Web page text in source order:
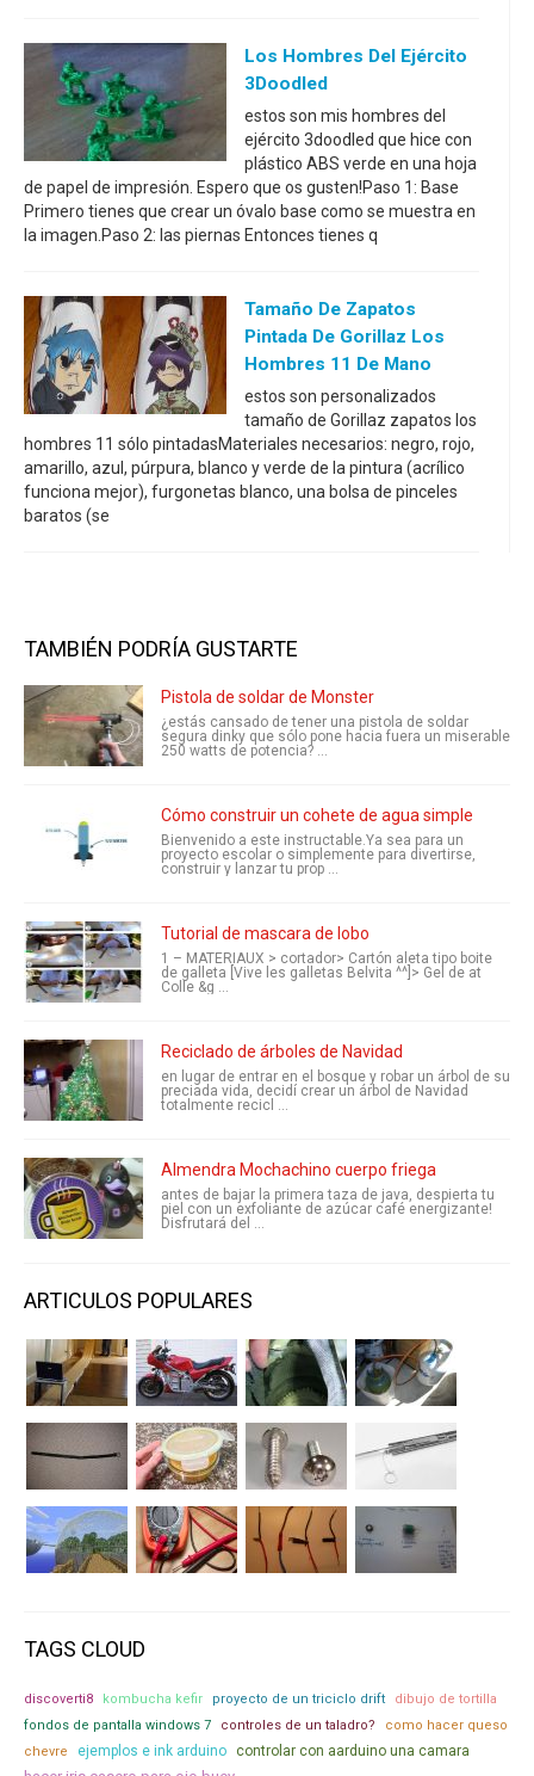
Los Hombres Del Ejército
3Doodled
estos son mis hombres del
ejército 3doodled que hice con
plástico ABS verde en una hoja
de papel de impresión. Espero que os gusten!Paso 1: Base
Primero tienes que crear un óvalo base como se muestra en
la imagen.Paso 2: las piernas Entonces tienes q
Tamaño De Zapatos
Pintada De Gorillaz Los
Hombres 11 De Mano
estos son personalizados
tamaño de Gorillaz zapatos los
hombres 11 sólo pintadasMateriales necesarios: negro, rojo,
amarillo, azul, púrpura, blanco y verde de la pintura (acrílico
funciona mejor), furgonetas blanco, una bolsa de pinceles
baratos (se
TAMBIÉN PODRÍA GUSTARTE
Pistola de soldar de Monster
¿estás cansado de tener una pistola de soldar
segura dinky que sólo pone hacia fuera un miserable
250 watts de potencia? ...
Cómo construir un cohete de agua simple
Bienvenido a este instructable.Ya sea para un
proyecto escolar o simplemente para divertirse,
construir y lanzar tu prop ...
Tutorial de mascara de lobo
1 – MATERIAUX > cortador> Cartón aleta tipo boite
de galleta [Vive les galletas Belvita ^^]> Gel de at
Colle &g ...
Reciclado de árboles de Navidad
en lugar de entrar en el bosque y robar un árbol de su
preciada vida, decidí crear un árbol de Navidad
totalmente recicl ...
Almendra Mochachino cuerpo friega
antes de bajar la primera taza de java, despierta tu
piel con un exfoliante de azúcar café energizante!
Disfrutará del ...
ARTICULOS POPULARES
TAGS CLOUD
discoverti8 kombucha kefir proyecto de un triciclo drift
dibujo de tortilla
fondos de pantalla windows 7
controles de un taladro?
como hacer queso
chevre
ejemplos e ink arduino controlar con aarduino una camara